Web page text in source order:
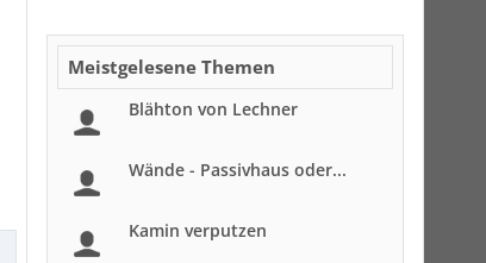
Meistgelesene Themen
Blähton von Lechner
Wände - Passivhaus oder...
Kamin verputzen